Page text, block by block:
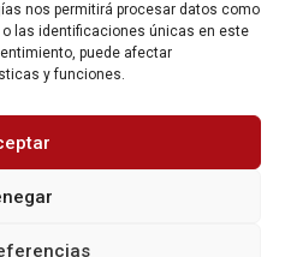
nos permitirá procesar datos como
las identificaciones únicas en este
puede afectar
y funciones.